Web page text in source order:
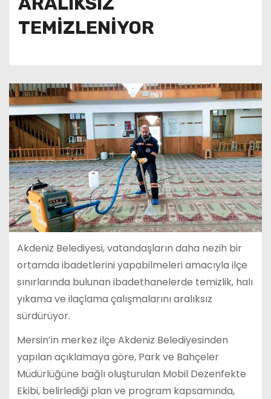
TEMİZLENİYOR
Akdeniz Belediyesi, vatandaşların daha nezih bir
ortamda ibadetlerini yapabilmeleri amacıyla ilçe
sınırlarında bulunan ibadethanelerde temizlik, halı
yıkama ve ilaçlama çalışmalarını aralıksız
sürdürüyor.
Mersin’in merkez ilçe Akdeniz Belediyesinden
yapılan açıklamaya göre, Park ve Bahçeler
Müdürlüğüne bağlı oluşturulan Mobil Dezenfekte
Ekibi, belirlediği plan ve program kapsamında,